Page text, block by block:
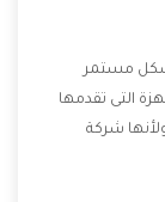
مستمر
التى تقدمها
شركة
على